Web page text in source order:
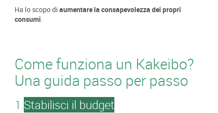
Ha lo scopo di aumentare la consapevolezza dei propri
consumi
Come funziona un Kakeibo?
Una guida passo per passo
1.Stabilisci il budget